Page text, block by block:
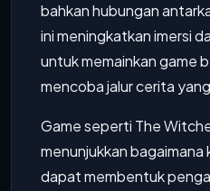
bahkan hubungan
ini meningkatkan imersi
untuk memainkan game
mencoba jalur cerita
Game seperti The
menunjukkan
dapat membentuk